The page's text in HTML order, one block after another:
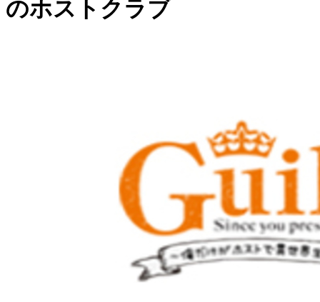
のホストクラブ